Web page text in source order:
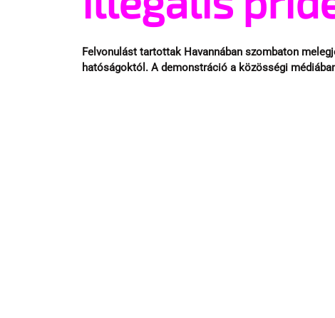
Felvonulást tartottak Havannában szombaton
hatóságoktól. A demonstráció a közösségi